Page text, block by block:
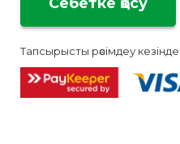
Тапсырысты рәсімдеу